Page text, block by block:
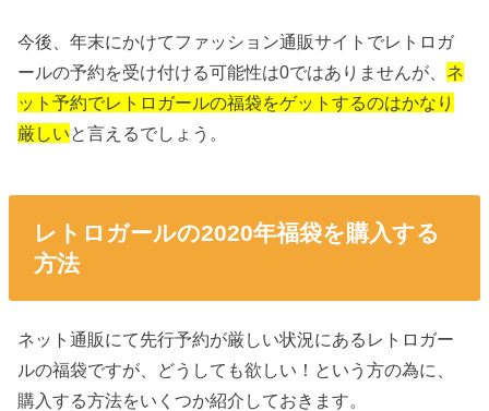
今後、年末にかけてファッション通販サイトでレトロガ
ールの予約を受け付ける可能性は0ではありませんが、 ネ
ット予約でレトロガールの福袋をゲットするのはかなり
厳しいと言えるでしょう。
レトロガールの2020年福袋を購入する
方法
ネット通販にて先行予約が厳しい状況にあるレトロガー
ルの福袋ですが、どうしても欲しい！という方の為に、
購入する方法をいくつか紹介しておきます。